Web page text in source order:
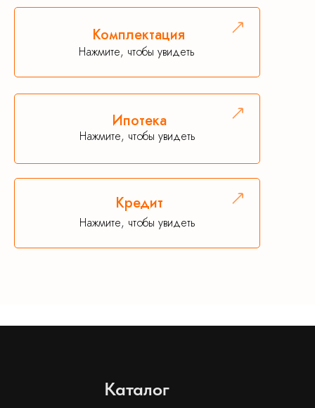
Комплектация
Нажмите, чтобы увидеть
Ипотека
Нажмите, чтобы увидеть
Кредит
Нажмите, чтобы увидеть
Каталог